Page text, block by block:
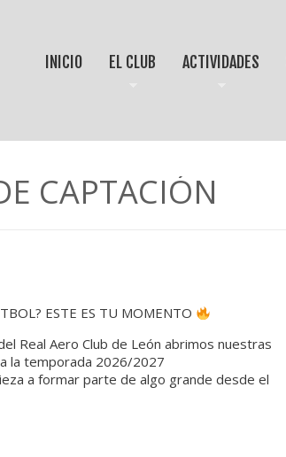
INICIO EL CLUB ACTIVIDADES
CAPTACIÓN
ESTE ES TU MOMENTO
Real Aero Club de León abrimos nuestras
la temporada 2026/2027
a formar parte de algo grande desde el